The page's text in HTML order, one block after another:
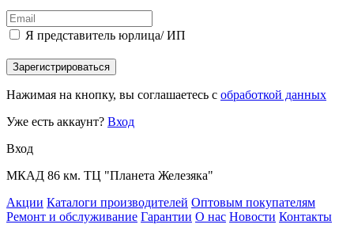
Я представитель юрлица/ ИП
Зарегистрироваться
Нажимая на кнопку, вы соглашаетесь с обработкой данных
Уже есть аккаунт? Вход
Вход
МКАД 86 км. ТЦ "Планета Железяка"
Акции Каталоги производителей Оптовым покупателям
Ремонт и обслуживание Гарантии О нас Новости Контакты